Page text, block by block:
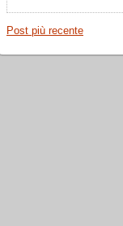
Post più recente